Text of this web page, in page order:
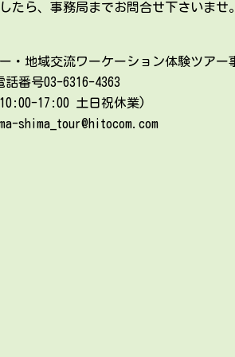
たら、 事務局までお問合せ下さいませ。
・地域交流ワーケーション体験ツアー
話番号03-6316-4363
17:00 土日祝休業)
shima_tour@hitocom.com